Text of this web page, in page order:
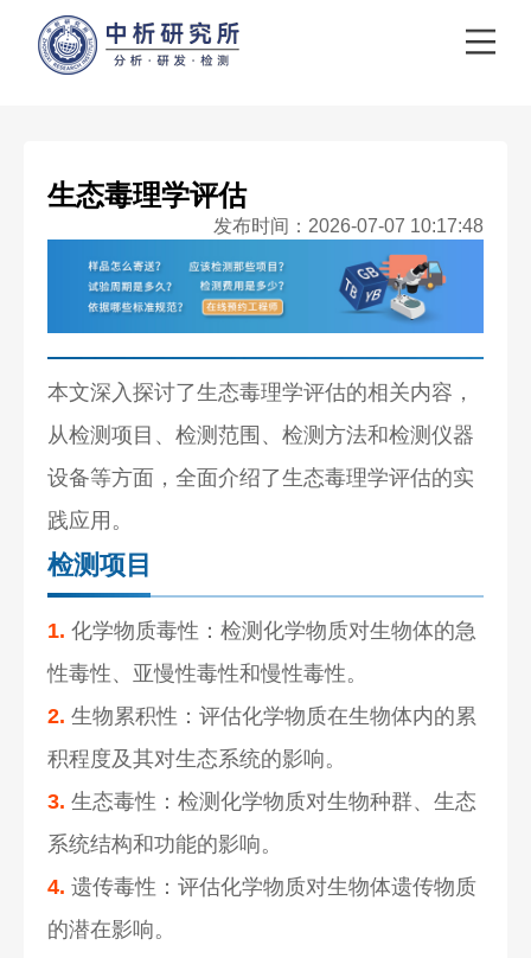
生态毒理学评估
发布时间：2026-07-07 10:17:48
本文深入探讨了生态毒理学评估的相关内容，
从检测项目、检测范围、检测方法和检测仪器
设备等方面，全面介绍了生态毒理学评估的实
践应用。
检测项目
1. 化学物质毒性：检测化学物质对生物体的急
性毒性、亚慢性毒性和慢性毒性。
2. 生物累积性：评估化学物质在生物体内的累
积程度及其对生态系统的影响。
3. 生态毒性：检测化学物质对生物种群、生态
系统结构和功能的影响。
4. 遗传毒性：评估化学物质对生物体遗传物质
的潜在影响。